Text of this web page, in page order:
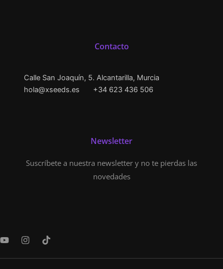
Contacto
Calle San Joaquín, 5. Alcantarilla, Murcia
hola@xseeds.es
+34 623 436 506
Newsletter
Suscríbete a nuestra newsletter y no te pierdas las
novedades
Y
u
I
s
T
k